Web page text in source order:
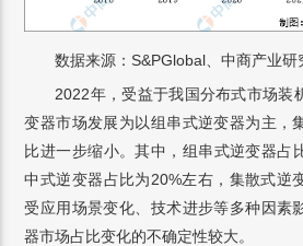
数据来源：S&PGlobal、中商产业研
2022年，受益于我国分布式市场装
变器市场发展为以组串式逆变器为主，
比进一步缩小。其中，组串式逆变器占
中式逆变器占比为20%左右，集散式逆
受应用场景变化、技术进步等多种因素
器市场占比变化的不确定性较大。